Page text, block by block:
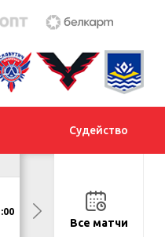
Судейство
МЕТАЛЛУРГ
Все матчи